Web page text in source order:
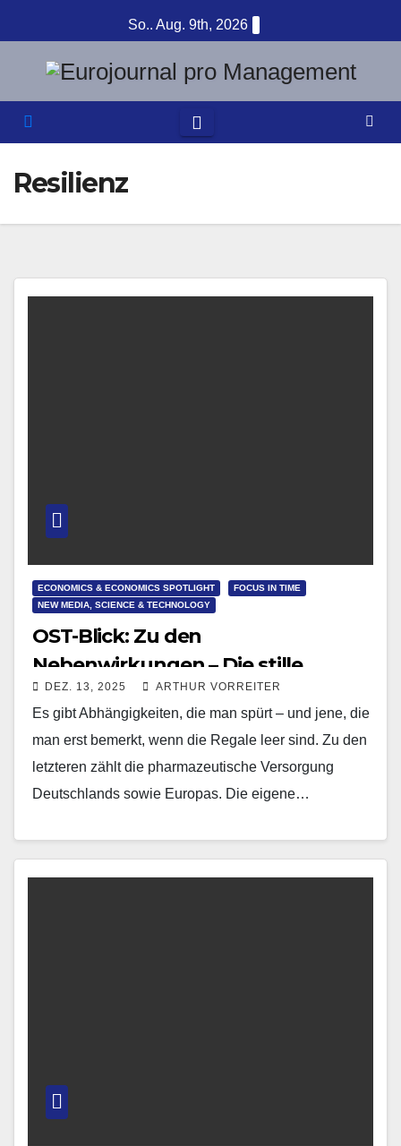
Inhalt
springen
So.. Aug. 9th, 2026
Resilienz
ECONOMICS & ECONOMICS SPOTLIGHT
FOCUS IN TIME
NEW MEDIA, SCIENCE & TECHNOLOGY
OST-Blick: Zu den
Nebenwirkungen – Die stille
Verwundbarkeit Europas und wie
Brüssel versucht, die Kontrolle
zurückzugewinnen
DEZ. 13, 2025 ARTHUR VORREITER
Es gibt Abhängigkeiten, die man spürt – und jene, die
man erst bemerkt, wenn die Regale leer sind. Zu den
letzteren zählt die pharmazeutische Versorgung
Deutschlands sowie Europas. Die eigene…